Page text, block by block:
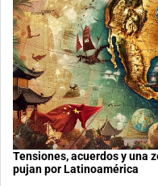
Tensiones, acuerdos y una
pujan por Latinoamérica